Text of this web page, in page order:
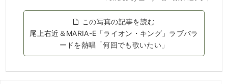
この写真の記事を読む
尾上右近＆MARIA-E「ライオン・キング」ラブバラ
ードを熱唱「何回でも歌いたい」